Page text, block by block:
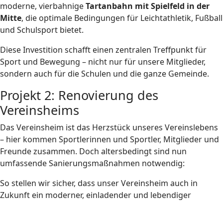
moderne, vierbahnigeTartanbahn mit Spielfeld in der
Mitte, die optimale Bedingungen für Leichtathletik, Fußball
und Schulsport bietet.
Diese Investition schafft einen zentralen Treffpunkt für
Sport und Bewegung – nicht nur für unsere Mitglieder,
sondern auch für die Schulen und die ganze Gemeinde.
Projekt 2: Renovierung des
Vereinsheims
Das Vereinsheim ist das Herzstück unseres Vereinslebens
– hier kommen Sportlerinnen und Sportler, Mitglieder und
Freunde zusammen. Doch altersbedingt sind nun
umfassende Sanierungsmaßnahmen notwendig:
So stellen wir sicher, dass unser Vereinsheim auch in
Zukunft ein moderner, einladender und lebendiger